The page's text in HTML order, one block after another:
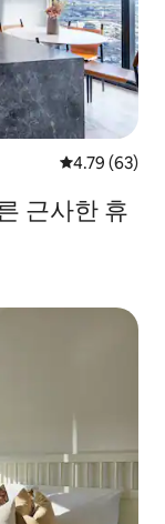
평점 4.79점(5
4.79 (63)
근사한 휴